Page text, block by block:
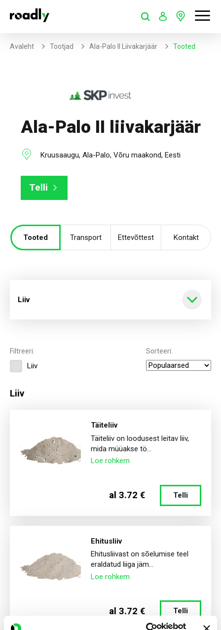
Avaleht Tootjad Ala-Palo II Liivakarjäär Tooted
Ala-Palo II liivakarjäär
Kruusaaugu, Ala-Palo, Võru maakond, Eesti
Telli
Tooted Transport Ettevõttest Kontakt
Liiv
Filtreeri:
Liiv
Sorteeri:
Liiv
Täiteliiv
Täiteliiv on loodusest leitav liiv,
mida müüakse tö...
Loe rohkem
al 3.72 € Telli
Ehitusliiv
Ehitusliivast on sõelumise teel
eraldatud liiga jäm...
Loe rohkem
al 3.72 € Telli